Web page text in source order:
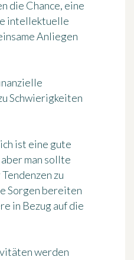
die Chance, eine
intellektuelle
Anliegen
Schwierigkeiten
ist eine gute
man sollte
zu
Sorgen bereiten
in Bezug auf die
werden